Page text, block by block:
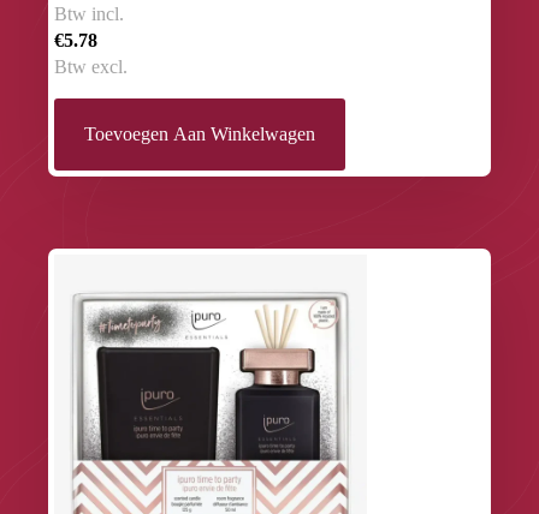
Btw incl.
€5.78
Btw excl.
Toevoegen Aan Winkelwagen